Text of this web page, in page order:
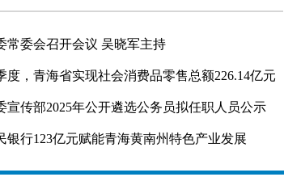
常委会召开会议 吴晓军主持
度，青海省实现社会消费品零售总额226.14亿元
宣传部2025年公开遴选公务员拟任职人员公示
银行123亿元赋能青海黄南州特色产业发展